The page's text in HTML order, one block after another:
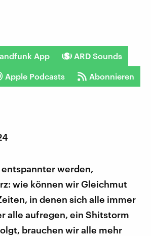
App ARD Sounds
Apple Podcasts Abonnieren
werden,
wie können wir Gleichmut
in denen sich alle immer
alle aufregen, ein Shitstorm
brauchen wir alle mehr